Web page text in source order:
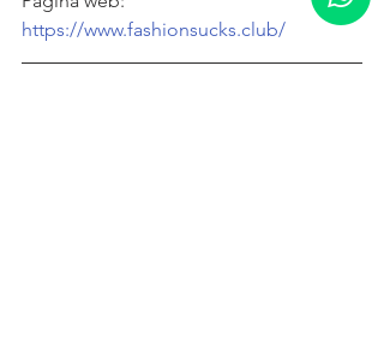
https://www.fashionsucks.club/